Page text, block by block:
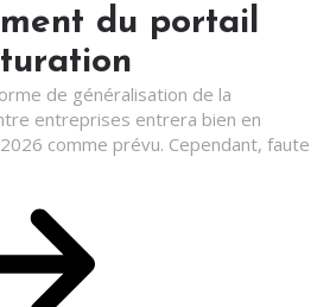
du portail
de généralisation de la
entreprises entrera bien en
comme prévu. Cependant, faute